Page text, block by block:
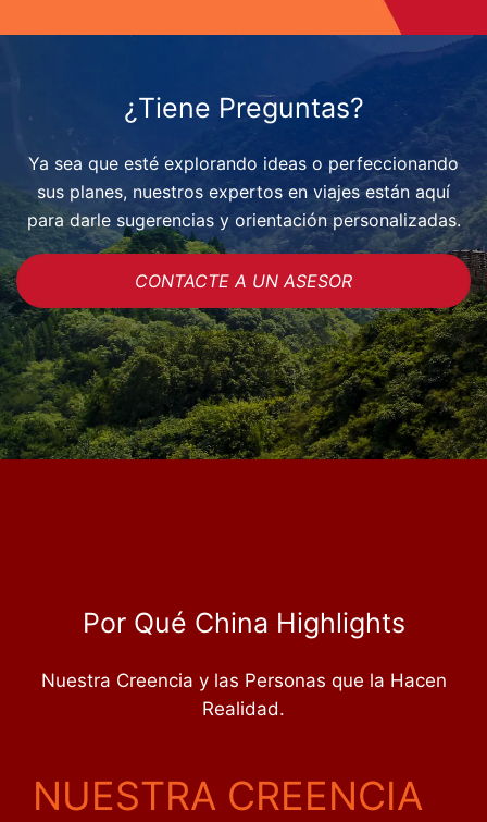
¿Tiene Preguntas?
Ya sea que esté explorando ideas o perfeccionando
sus planes, nuestros expertos en viajes están aquí
para darle sugerencias y orientación personalizadas.
CONTACTE A UN ASESOR
Por Qué China Highlights
Nuestra Creencia y las Personas que la Hacen
Realidad.
NUESTRA CREENCIA